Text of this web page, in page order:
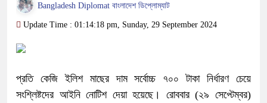
Bangladesh Diplomat বাংলাদেশ ডিপ্লোম্যাট
Update Time : 01:14:18 pm, Sunday, 29 September 2024
প্রতি কেজি ইলিশ মাছের দাম সর্বোচ্চ ৭০০ টাকা নির্ধারণ চেয়ে
সংশ্লিষ্টদের আইনি নোটিশ দেয়া হয়েছে। রোববার (২৯ সেপ্টেম্বর)